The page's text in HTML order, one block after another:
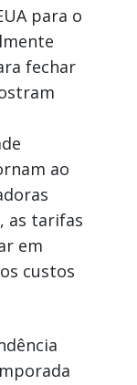
para o
fechar
ao
as tarifas
em
custos